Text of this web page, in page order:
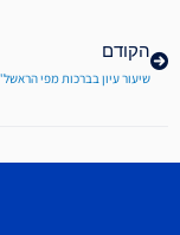
הקודם
שיעור עיון בברכות מפי